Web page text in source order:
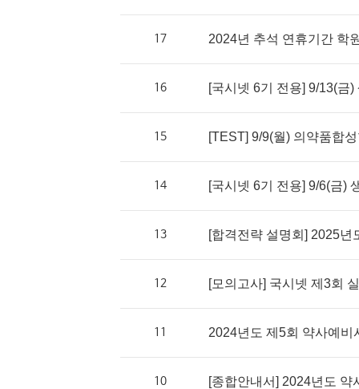
17 2024년 추석 연휴기간 학
16 [국시넷 6기 전용] 9/13(금
15 [TEST] 9/9(월) 의약품합
14 [국시넷 6기 전용] 9/6(금)
13 [합격전략 설명회] 2025년
12 [모의고사] 국시넷 제3회
11 2024년도 제5회 약사예비
10 [종합안내서] 2024년도 약